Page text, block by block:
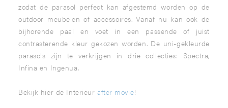
zodat de parasol perfect kan afgestemd worden op de
outdoor meubelen of accessoires. Vanaf nu kan ook de
bijhorende paal en voet in een passende of juist
contrasterende kleur gekozen worden. De uni-gekleurde
parasols zijn te verkrijgen in drie collecties: Spectra,
Infina en Ingenua.
Bekijk hier de Interieur after movie!